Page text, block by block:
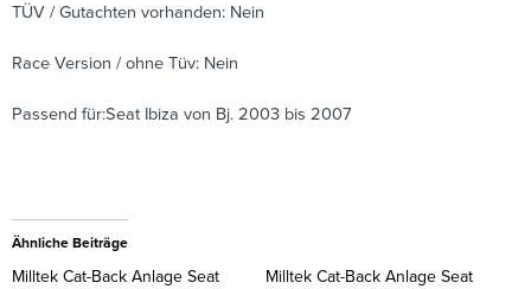
TÜV / Gutachten vorhanden: Nein
Race Version / ohne Tüv: Nein
Passend für:Seat Ibiza von Bj. 2003 bis 2007
Ähnliche Beiträge
Milltek Cat-Back Anlage Seat
Milltek Cat-Back Anlage Seat